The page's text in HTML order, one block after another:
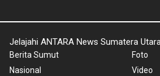
Jelajahi ANTARA News Sumatera
Berita Sumut
Nasional
Foto
Video